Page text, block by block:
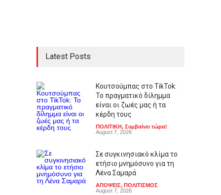
Latest Posts
Κουτσούμπας στο TikTok:
Το πραγματικό δίλημμα
είναι οι ζωές μας ή τα
κέρδη τους
ΠΟΛΙΤΙΚΗ, Συμβαίνει τώρα!
August 7, 2026
Σε συγκινησιακό κλίμα το
ετήσιο μνημόσυνο για τη
Λένα Σαμαρά
ΑΠΟΨΕΙΣ, ΠΟΛΙΤΙΣΜΟΣ
August 7, 2026